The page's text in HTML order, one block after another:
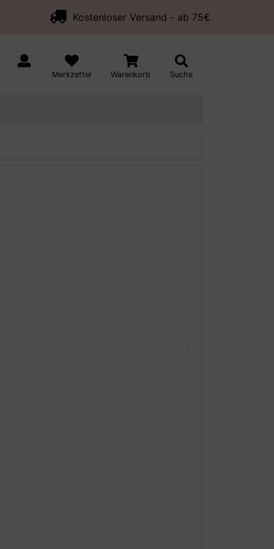
Kostenloser Versand - ab 75€
Merkzettel Warenkorb Suche